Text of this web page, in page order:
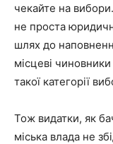
чекайте на
не проста
шлях до
місцеві
такої категорії
Тож видатки, як
міська влада не